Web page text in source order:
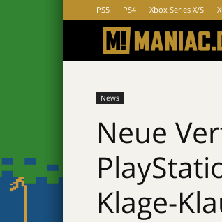
PS5 PS4 Xbox Series X/S
News
Neue
Klage-